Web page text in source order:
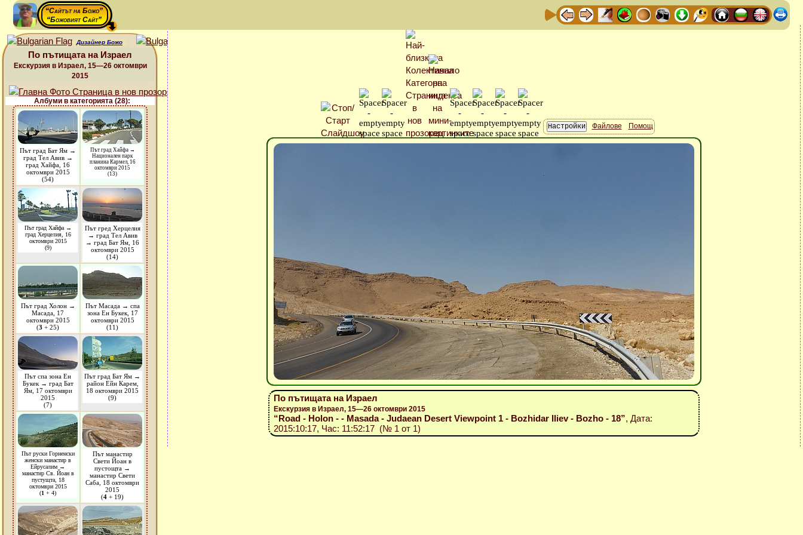
“Сайтът на Божо”
“Божовият Сайт”
Дизайнер Божо
По пътищата на Израел
Екскурзия в Израел, 15—26 октомври
2015
Албуми в категорията (28):
Път град Бат Ям →
град Тел Авив →
град Хайфа, 16
октомври 2015
(54)
Път град Хайфа →
Национален парк
планина Кармел, 16
октомври 2015
(13)
Път град Хайфа →
град Херцелия, 16
октомври 2015
(9)
Път гред Херцелия
→ град Тел Авив
→ град Бат Ям, 16
октомври 2015
(14)
Път град Холон →
Масада, 17
октомври 2015
(3 + 25)
Път Масада → спа
зона Ен Букек, 17
октомври 2015
(11)
Път спа зона Ен
Букек → град Бат
Ям, 17 октомври
2015
(7)
Път град Бат Ям →
район Ейн Карем,
18 октомври 2015
(9)
Път руски Горненски
женски манастир в
Ейрусалим →
манастир Св. Йоан в
пустущта, 18
октомври 2015
(1 + 4)
Път манастир
Свети Йоан в
пустощта →
манастир Свети
Саба, 18 октомври
2015
(4 + 19)
Файлове Помощ
По пътищата на Израел
Екскурзия в Израел, 15—26 октомври 2015
“Road - Holon - - Masada - Judaean Desert Viewpoint 1 - Bozhidar Iliev - Bozho - 18”, Дата:
2015:10:17, Час: 11:52:17 (№ 1 от 1)